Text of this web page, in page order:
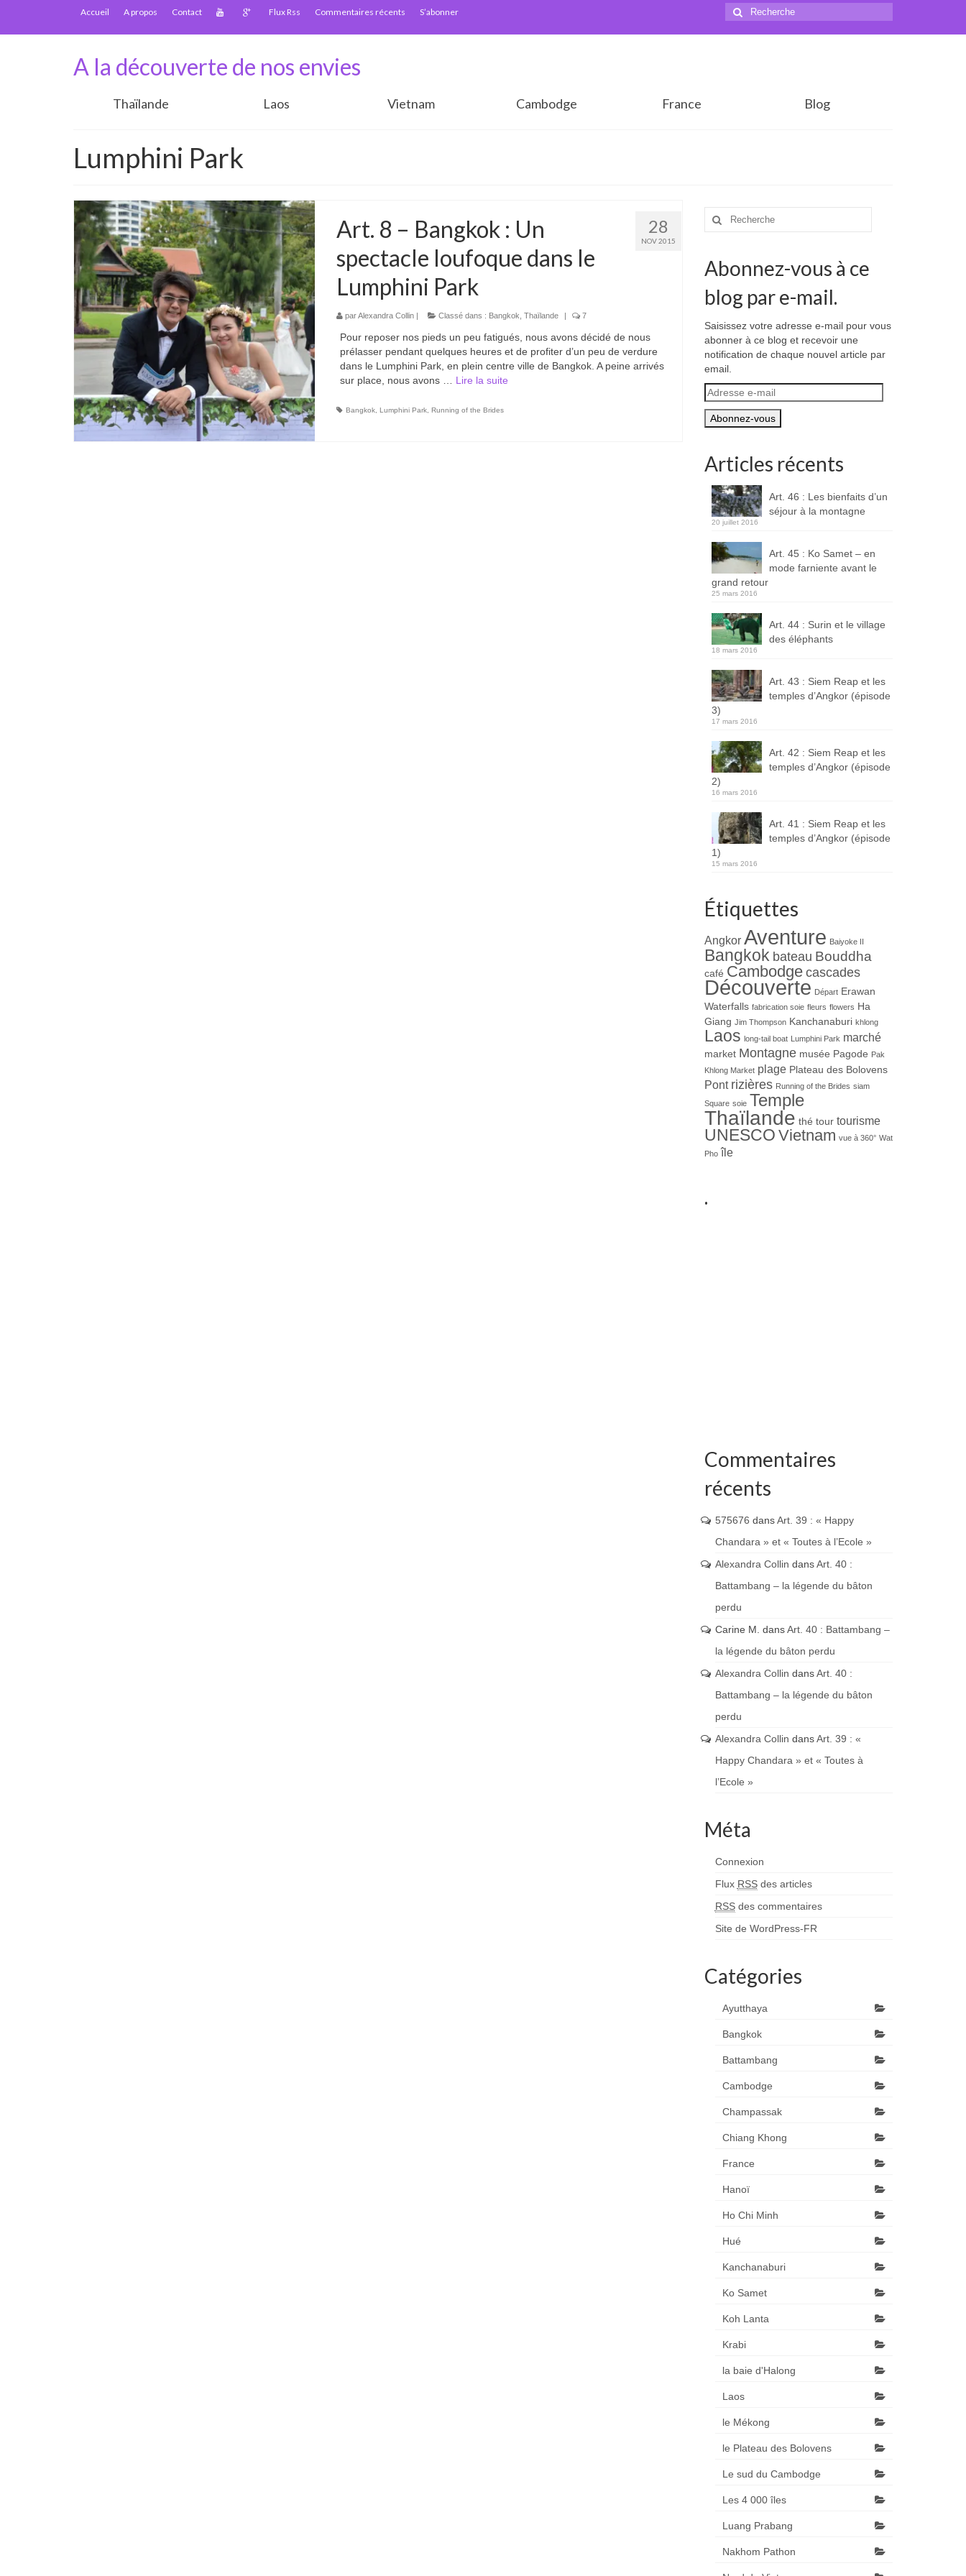
Accueil A propos Contact Flux Rss Commentaires récents S’abonner
Rechercher
:
A la découverte de nos envies
Thaïlande Laos Vietnam Cambodge France Blog
Lumphini Park
28
NOV 2015
Art. 8 – Bangkok : Un
spectacle loufoque dans le
Lumphini Park
parAlexandra Collin| Classé dans : Bangkok Thaïlande | 7
Pour reposer nos pieds un peu fatigués, nous avons décidé de nous
prélasser pendant quelques heures et de profiter d’un peu de verdure
dans le Lumphini Park, en plein centre ville de Bangkok. A peine arrivés
sur place, nous avons … Lire la suite­­
Bangkok, Lumphini Park, Running of the Brides
Rechercher
Abonnez-vous à ce
blog par e-mail.
Saisissez votre adresse e-mail pour vous
abonner à ce blog et recevoir une
notification de chaque nouvel article par
email.
Adresse
e-
mail
Articles récents
Art. 46 : Les bienfaits d’un
séjour à la montagne
20 juillet 2016
Art. 45 : Ko Samet – en
mode farniente avant le
grand retour
25 mars 2016
Art. 44 : Surin et le village
des éléphants
18 mars 2016
Art. 43 : Siem Reap et les
temples d’Angkor (épisode
3)
17 mars 2016
Art. 42 : Siem Reap et les
temples d’Angkor (épisode
2)
16 mars 2016
Art. 41 : Siem Reap et les
temples d’Angkor (épisode
1)
15 mars 2016
Étiquettes
Angkor Aventure Baiyoke II
Bangkok bateau Bouddha
café Cambodge cascades
Découverte Départ Erawan
Waterfalls fabrication soie fleurs flowers Ha
Giang Jim Thompson Kanchanaburi khlong
Laos long-tail boat Lumphini Park marché
market Montagne musée Pagode Pak
Khlong Market plage Plateau des Bolovens
Pont rizières Running of the Brides siam
Square soie Temple
Thaïlande thé tour tourisme
UNESCO Vietnam vue à 360° Wat
Pho île
.
Commentaires
récents
575676 dansArt. 39 : « Happy
Chandara » et « Toutes à l’Ecole »
Alexandra Collin dansArt. 40 :
Battambang – la légende du bâton
perdu
Carine M. dansArt. 40 : Battambang –
la légende du bâton perdu
Alexandra Collin dansArt. 40 :
Battambang – la légende du bâton
perdu
Alexandra Collin dansArt. 39 : «
Happy Chandara » et « Toutes à
l’Ecole »
Méta
Connexion
Flux RSSdes articles
RSSdes commentaires
Site de WordPress-FR
Catégories
Ayutthaya
Bangkok
Battambang
Cambodge
Champassak
Chiang Khong
France
Hanoï
Ho Chi Minh
Hué
Kanchanaburi
Ko Samet
Koh Lanta
Krabi
la baie d'Halong
Laos
le Mékong
le Plateau des Bolovens
Le sud du Cambodge
Les 4 000 îles
Luang Prabang
Nakhom Pathon